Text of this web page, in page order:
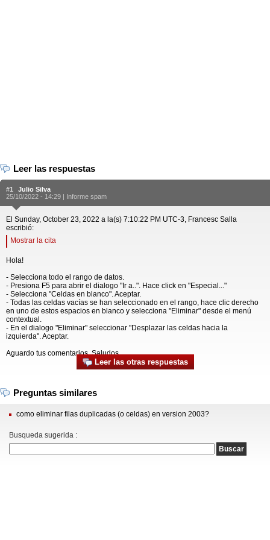
Leer las respuestas
#1
Julio Silva
25/10/2022 - 14:29 | Informe spam
El Sunday, October 23, 2022 a la(s) 7:10:22 PM UTC-3, Francesc Salla
escribió:
Mostrar la cita
Hola!
- Selecciona todo el rango de datos.
- Presiona F5 para abrir el dialogo "Ir a..". Hace click en "Especial..."
- Selecciona "Celdas en blanco". Aceptar.
- Todas las celdas vacías se han seleccionado en el rango, hace clic derecho
en uno de estos espacios en blanco y selecciona "Eliminar" desde el menú
contextual.
- En el dialogo "Eliminar" seleccionar "Desplazar las celdas hacia la
izquierda". Aceptar.
Aguardo tus comentarios. Saludos.
Leer las otras respuestas
Preguntas similares
como eliminar filas duplicadas (o celdas) en version 2003?
Busqueda sugerida :